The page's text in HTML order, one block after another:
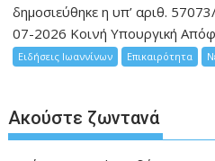
δημοσιεύθηκε η υπ’ αριθ.
07-2026 Κοινή Υπουργική
Ειδήσεις Ιωαννίνων Επικαιρότητα
Ακούστε ζωντανά